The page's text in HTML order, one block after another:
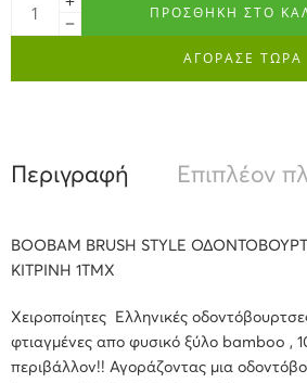
ΠΡΟΣΘΉΚΗ ΣΤΟ
ΑΓΟΡΑΣΕ ΤΩΡΑ
Περιγραφή Επιπλέον
BOOBAM BRUSH STYLE
ΚΙΤΡΙΝΗ 1ΤΜΧ
Xειροποίητες Ελληνικές
φτιαγμένες απο φυσικό ξύλο bamboo ,
περιβάλλον!! Αγοράζοντας μια